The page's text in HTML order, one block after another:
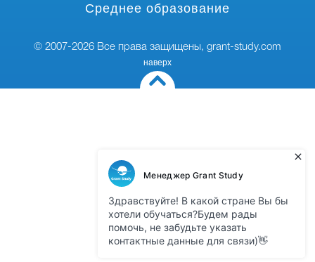
Среднее образование
© 2007-2026 Все права защищены, grant-study.com
наверх